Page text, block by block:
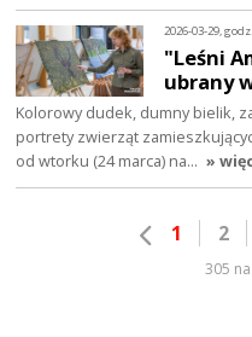
2026-03-29,
"Leśni
ubrany
Kolorowy dudek, dumny bielik,
portrety zwierząt
od wtorku (24 marca) na… »
1 2
305